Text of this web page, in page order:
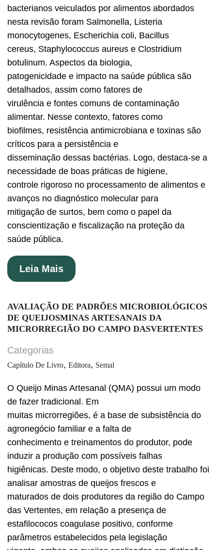
bacterianos veiculados por alimentos abordados
nesta revisão foram Salmonella, Listeria
monocytogenes, Escherichia coli, Bacillus
cereus, Staphylococcus aureus e Clostridium
botulinum. Aspectos da biologia,
patogenicidade e impacto na saúde pública são
detalhados, assim como fatores de
virulência e fontes comuns de contaminação
alimentar. Nesse contexto, fatores como
biofilmes, resistência antimicrobiana e toxinas são
críticos para a persistência e
disseminação dessas bactérias. Logo, destaca-se a
necessidade de boas práticas de higiene,
controle rigoroso no processamento de alimentos e
avanços no diagnóstico molecular para
mitigação de surtos, bem como o papel da
conscientização e fiscalização na proteção da
saúde pública.
Leia Mais
AVALIAÇÃO DE PADRÕES MICROBIOLÓGICOS
DE QUEIJOSMINAS ARTESANAIS DA
MICRORREGIÃO DO CAMPO DASVERTENTES
Categorias
Capítulo De Livro, Editora, Semal
O Queijo Minas Artesanal (QMA) possui um modo
de fazer tradicional. Em
muitas microrregiões, é a base de subsistência do
agronegócio familiar e a falta de
conhecimento e treinamentos do produtor, pode
induzir a produção com possíveis falhas
higiênicas. Deste modo, o objetivo deste trabalho foi
analisar amostras de queijos frescos e
maturados de dois produtores da região do Campo
das Vertentes, em relação a presença de
estafilococos coagulase positivo, conforme
parâmetros estabelecidos pela legislação